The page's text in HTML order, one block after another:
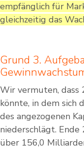
empfänglich für
gleichzeitig das
Grund 3.
Wir vermuten, dass
könnte, in dem sich
des angezogenen
niederschlägt.
über 156,0